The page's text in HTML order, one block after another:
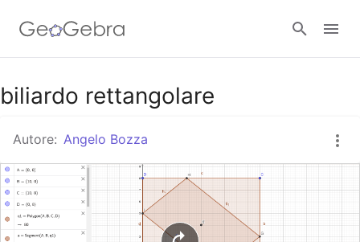
Google Classroom
GeoGebra Classroom
biliardo rettangolare
Autore: Angelo Bozza